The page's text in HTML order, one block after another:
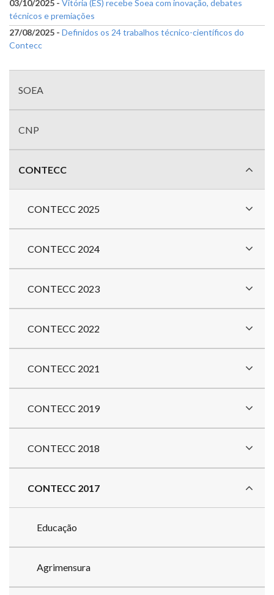
03/10/2025 - Vitória (ES) recebe Soea com inovação, debates
técnicos e premiações
27/08/2025 - Definidos os 24 trabalhos técnico-científicos do
Contecc
com
SOEA
CNP
CONTECC
CONTECC 2025
CONTECC 2024
CONTECC 2023
CONTECC 2022
CONTECC 2021
CONTECC 2019
CONTECC 2018
CONTECC 2017
Educação
Agrimensura